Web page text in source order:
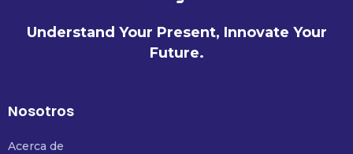
Understand Your Present, Innovate Your
Future.
Nosotros
Acerca de